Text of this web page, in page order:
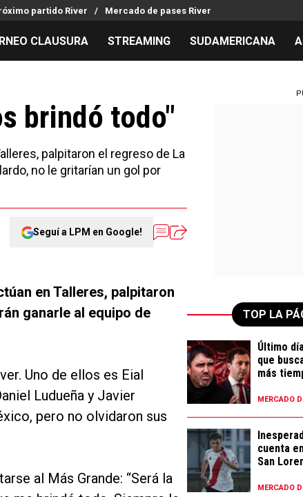
partido River Mercado de pases River
goles de River
Noticias
Guías
Pronósticos
Apuesta del día
CLAUSURA STREAMING SUDAMERICANA
brindó todo"
palpitaron el regreso de La
no le gritarían un gol por
Seguí a LPM en Google!
en Talleres, palpitaron
ganarle al equipo de
Uno de ellos es Eial
Ludueña y Javier
pero no olvidaron sus
al Más Grande: “Será la
TOP LA
Último
que
más
MERCADO
cuenta
San
MERCADO